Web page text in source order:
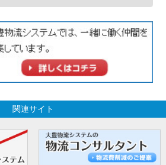
関連サイト